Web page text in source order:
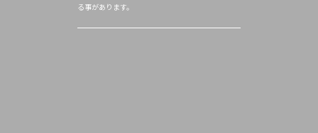
る事があります。